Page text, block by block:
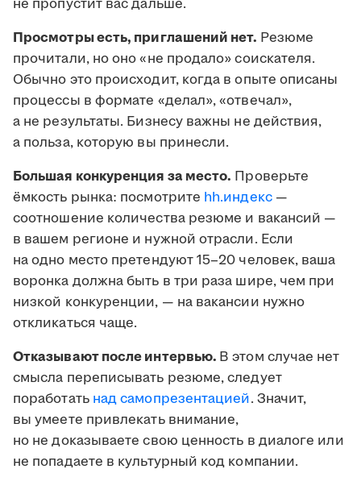
не пропустит вас дальше.
Просмотры есть, приглашений нет. Резюме
прочитали, но оно «не продало» соискателя.
Обычно это происходит, когда в опыте описаны
процессы в формате «делал», «отвечал»,
а не результаты. Бизнесу важны не действия,
а польза, которую вы принесли.
Большая конкуренция за место. Проверьте
ёмкость рынка: посмотрите hh.индекс—
соотношение количества резюме и вакансий —
в вашем регионе и нужной отрасли. Если
на одно место претендуют 15–20 человек, ваша
воронка должна быть в три раза шире, чем при
низкой конкуренции, — на вакансии нужно
откликаться чаще.
Отказывают после интервью. В этом случае нет
смысла переписывать резюме, следует
поработать над самопрезентацией. Значит,
вы умеете привлекать внимание,
но не доказываете свою ценность в диалоге или
не попадаете в культурный код компании.